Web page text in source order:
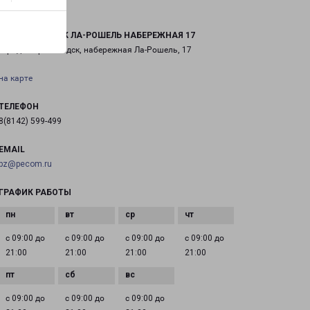
ЛА-РОШЕЛЬ НАБЕРЕЖНАЯ 17
Петрозаводск, набережная Ла-Рошель, 17
карте
599-499
РАБОТЫ
с 09:00 до
21:00
с 09:00 до
21:00
с 09:00 до
21:00
с 09:00 до
21:00
с 09:00 до
с 09:00 до
с 09:00 до